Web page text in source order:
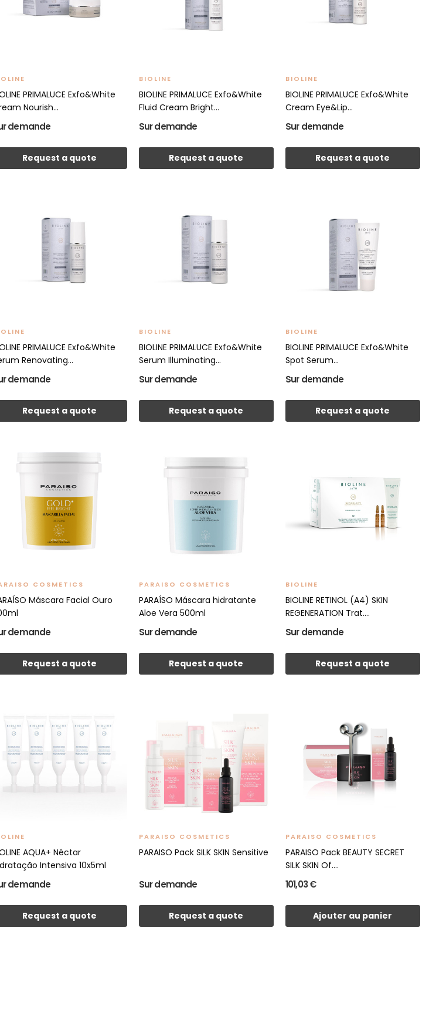
PRIMALUCE Exfo&White
Nourish...
demande
Request a quote
BIOLINE
BIOLINE PRIMALUCE Exfo&White
Fluid Cream Bright...
Sur demande
Request a quote
BIOLINE
BIOLINE PRIMALUCE Exfo&White
Cream Eye&Lip...
Sur demande
Request a quote
PRIMALUCE Exfo&White
Renovating...
demande
Request a quote
BIOLINE
BIOLINE PRIMALUCE Exfo&White
Serum Illuminating...
Sur demande
Request a quote
BIOLINE
BIOLINE PRIMALUCE Exfo&White
Spot Serum...
Sur demande
Request a quote
COSMETICS
Máscara Facial Ouro
demande
Request a quote
PARAISO COSMETICS
PARAÍSO Máscara hidratante
Aloe Vera 500ml
Sur demande
Request a quote
BIOLINE
BIOLINE RETINOL (A4) SKIN
REGENERATION Trat....
Sur demande
Request a quote
AQUA+ Néctar
Intensiva 10x5ml
demande
Request a quote
PARAISO COSMETICS
PARAISO Pack SILK SKIN Sensitive
Sur demande
Request a quote
PARAISO COSMETICS
PARAISO Pack BEAUTY SECRET
SILK SKIN Of....
101,03 €
Ajouter au panier